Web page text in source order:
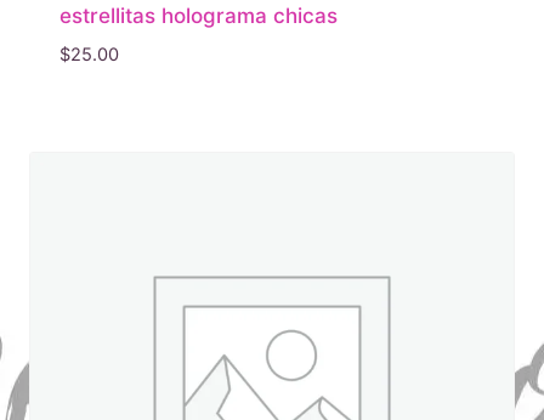
estrellitas holograma chicas
$25.00